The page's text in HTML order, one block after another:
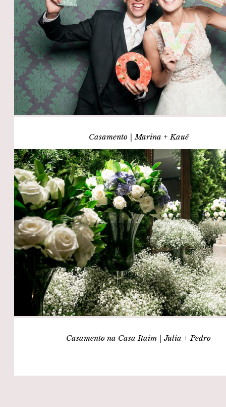
Casamento | Marina + Kauê
Casamento na Casa Itaim | Julia + Pedro